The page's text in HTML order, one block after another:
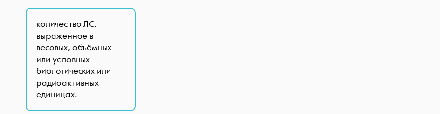
количество ЛС,
выраженное в
весовых, объёмных
или условных
биологических или
радиоактивных
единицах.